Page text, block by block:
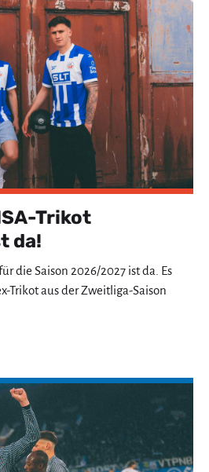
Trikot
da!
die Saison 2026/2027 ist da. Es
Trikot aus der Zweitliga-Saison